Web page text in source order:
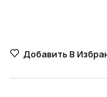
Добавить В